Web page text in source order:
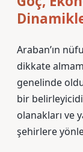
Araban’ın
dikkate
genelinde
bir
olanakları ve
şehirlere